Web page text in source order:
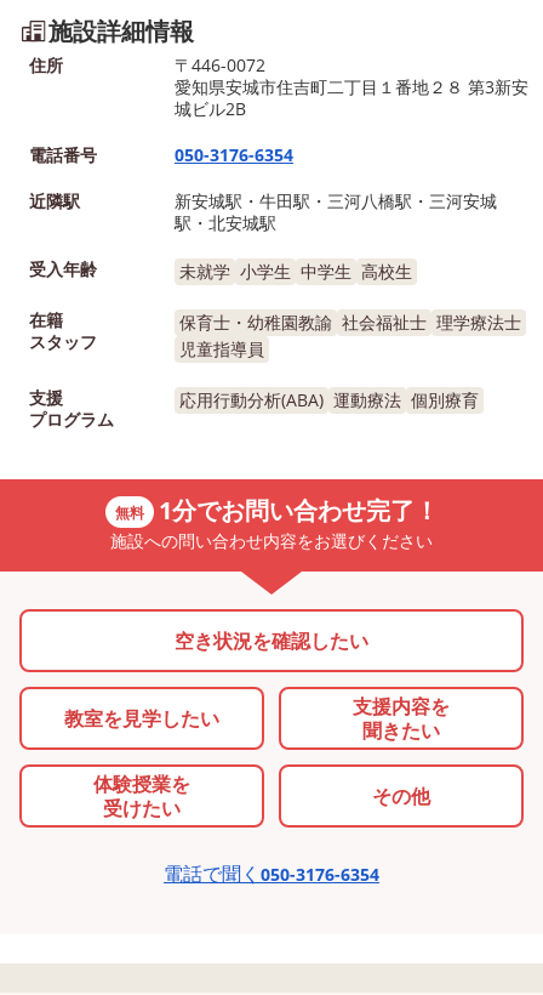
することが難しい様子が見ら
れました。 また、Pさんは、
できていないことに意識が向
きやすく、自分ができている
ことや頑張っていることを認
ました。 そのため、気持ち
が崩れやすく、感情が大きく
動いた際には、そのまま行動
りました。 自分の気持ちが
分からない状態が続くと、急
に怒ってしまったり、周囲と
のトラブルにつながったりす
団の中では、周囲との関係が
うまくいかず、「教室の中に
居づらい」と感じてしまうこ
とにもつながっていきます。
気持ちを見える形にする「気
持ちのバロメーター」 そこ
でAliveGYM nextでは、振り
返りシート「気持ちのバロメ
ーター」を取り入れていま
す。 活動後に、 ・「今の気
持ちはどのくらいかな？」 ・
「嬉しい・普通・悲しい、ど
けを行い、指導員と一緒に気
に、紙で視覚的に表すこと
ます。 前提として縄跳
ができる。 ・手と足を
このような動きができる
んでいます。 足の動きで
よう、その場でジャンプ
り、線を両足踏切、両足
ことに慣れてきたらトラ
リンで一定のリズムで跳
習をしたり、指導員が動
ポールを見てジャンプし
ェイスタオルの先を結び
を横にして回す練習をし
り、手首で回す感覚が身
くようロープ無しで手首
で小さく円を描く運動を
入れたりしています。
足を同時に動かす運動で
を叩く運動やフェイスタ
徐々に手と足が合うよう
施設詳細情報
住所
〒446-0072
愛知県安城市住吉町二丁目１番地２８ 第3新安
城ビル2B
電話番号
050-3176-6354
近隣駅
新安城駅・牛田駅・三河八橋駅・三河安城
駅・北安城駅
受入年齢
未就学 小学生 中学生 高校生
在籍
スタッフ
保育士・幼稚園教諭 社会福祉士 理学療法士
児童指導員
支援
プログラム
応用行動分析(ABA) 運動療法 個別療育
無料 1分でお問い合わせ完了！
施設への問い合わせ内容をお選びください
空き状況を確認したい
教室を見学したい
支援内容を
聞きたい
体験授業を
受けたい
その他
電話で聞く 050-3176-6354